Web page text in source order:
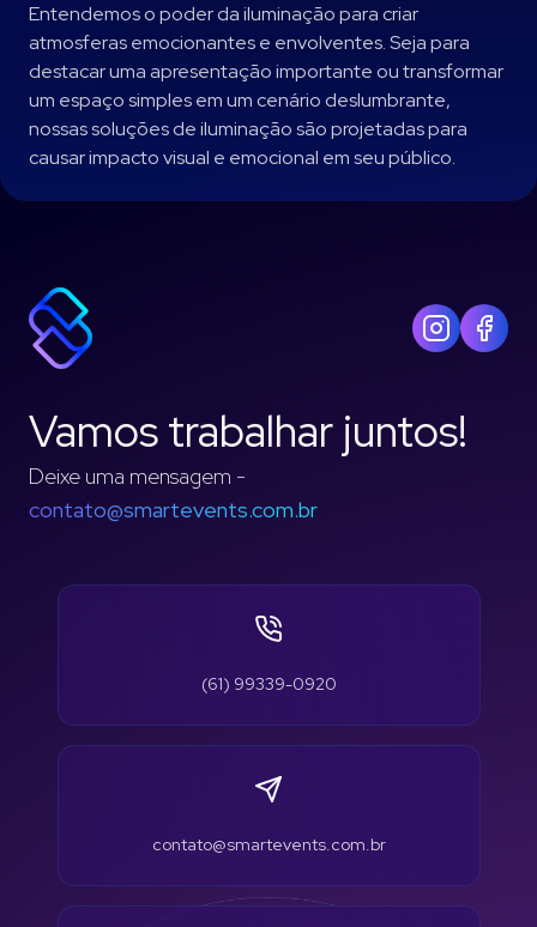
Entendemos o poder da iluminação para criar
atmosferas emocionantes e envolventes. Seja para
destacar uma apresentação importante ou transformar
um espaço simples em um cenário deslumbrante,
nossas soluções de iluminação são projetadas para
causar impacto visual e emocional em seu público.
Vamos trabalhar juntos!
Deixe uma mensagem -
contato@smartevents.com.br
(61) 99339-0920
contato@smartevents.com.br